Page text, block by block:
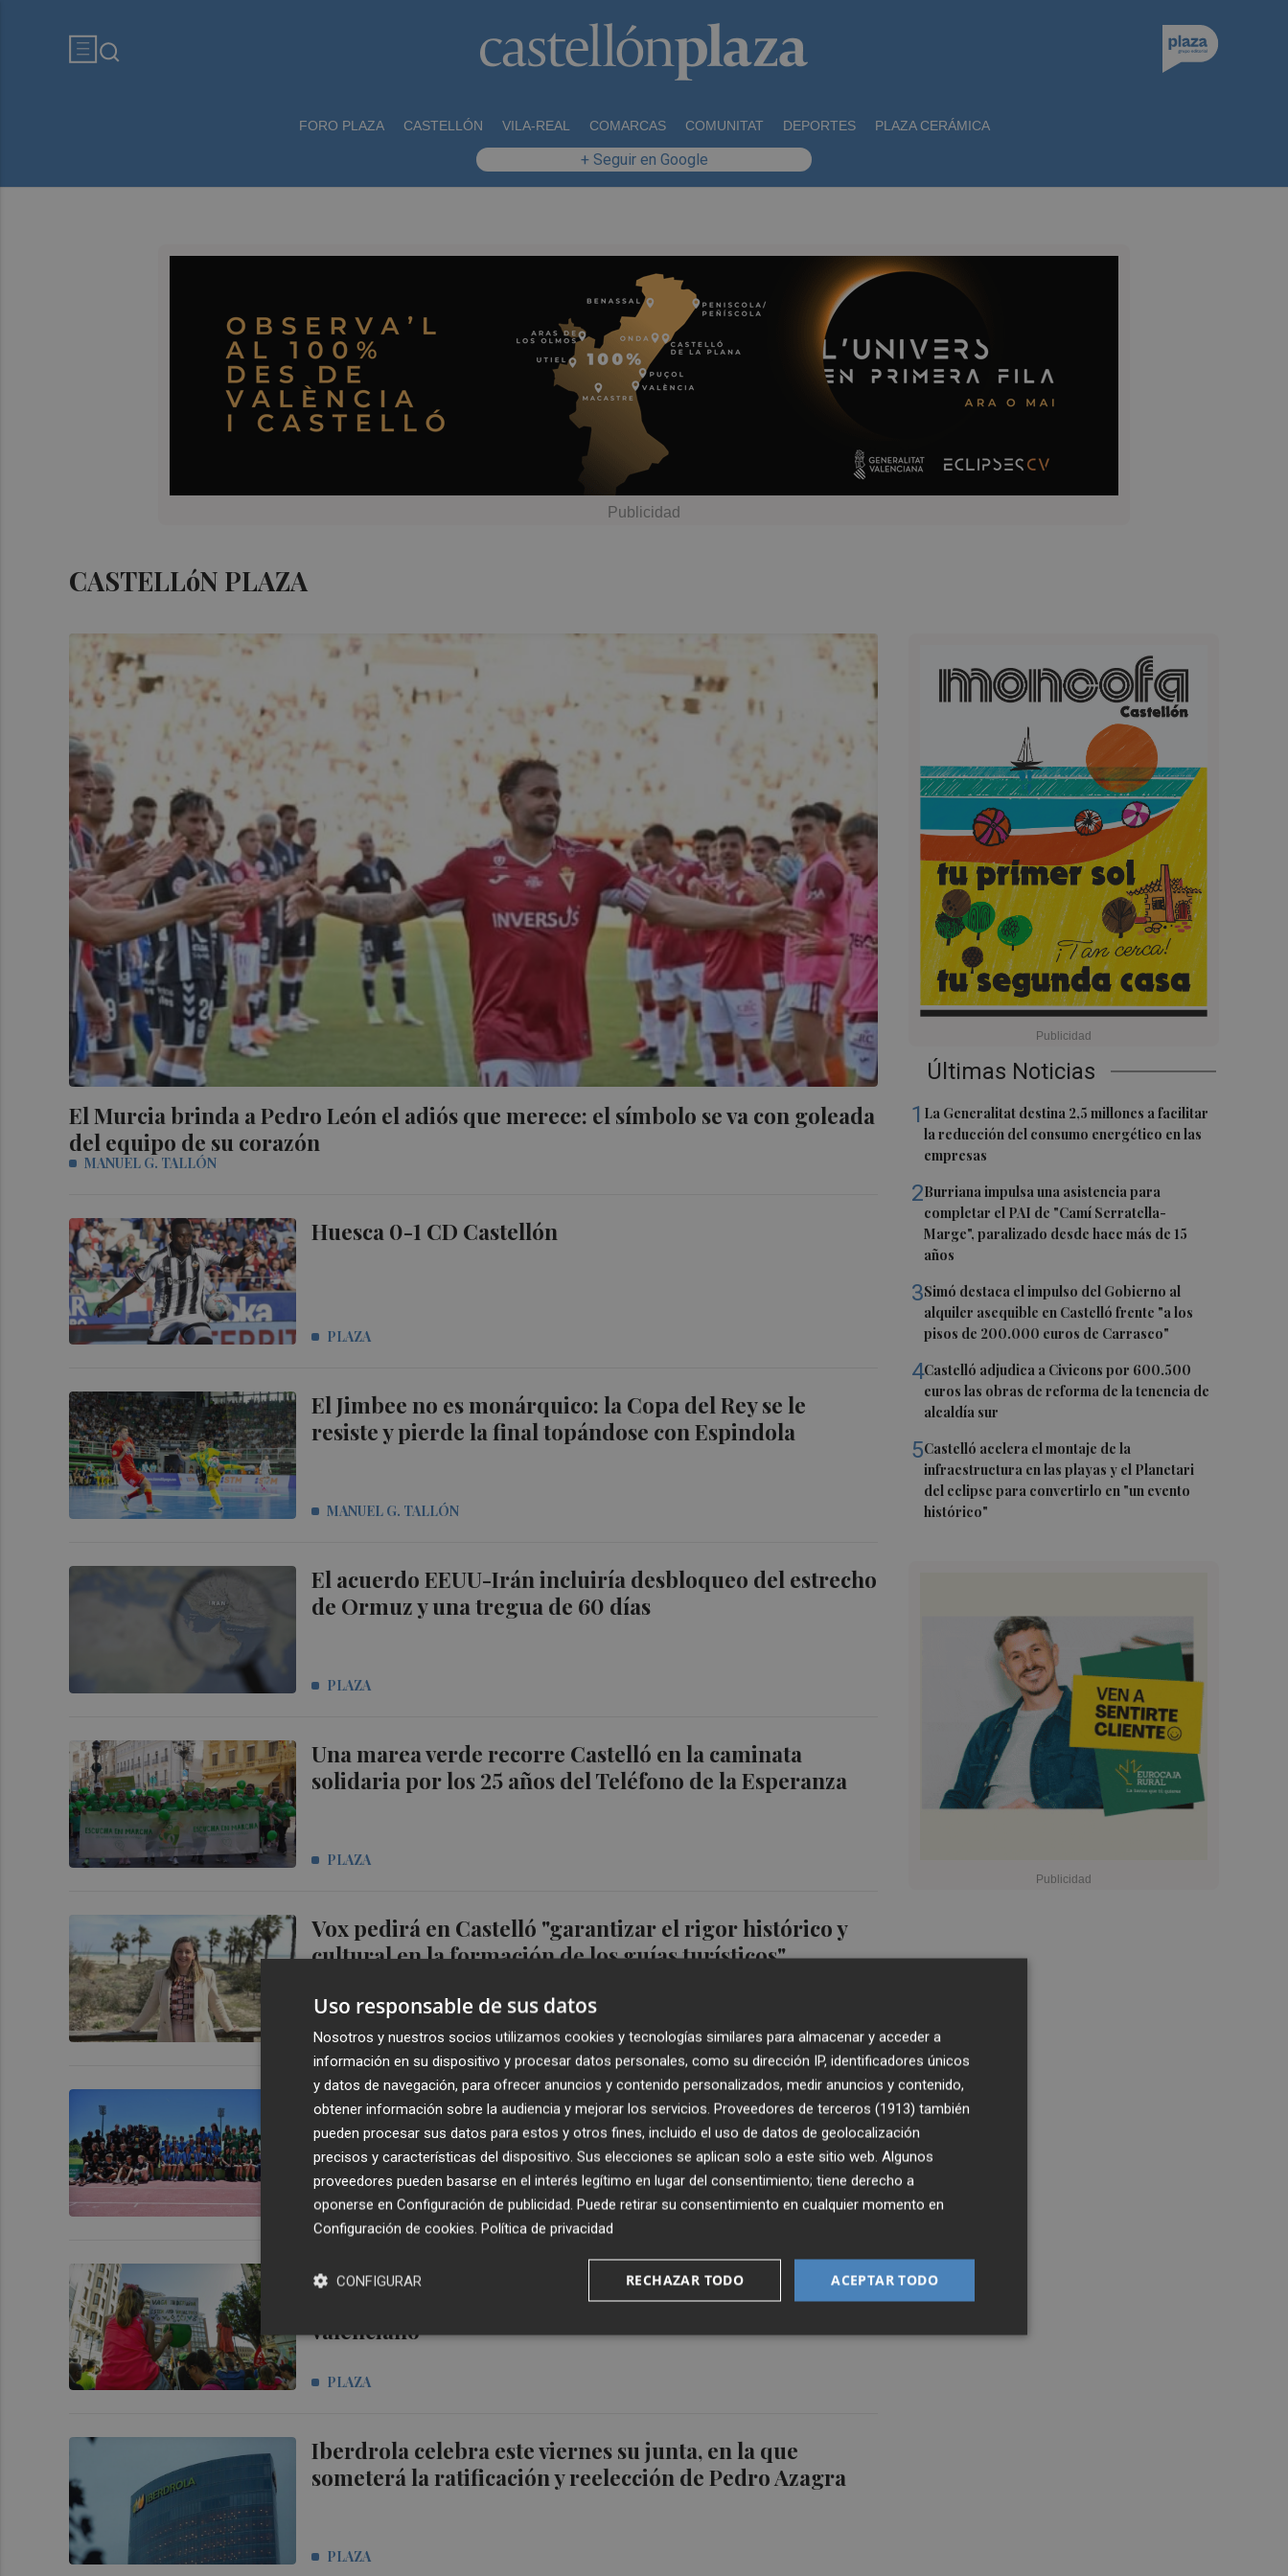
FORO PLAZA CASTELLÓN VILA-REAL COMARCAS COMUNITAT DEPORTES PLAZA CERÁMICA
+ Seguir en Google
CASTELLóN PLAZA
El Murcia brinda a Pedro León el adiós que merece: el símbolo se va con goleada
del equipo de su corazón
MANUEL G. TALLÓN
Huesca 0-1 CD Castellón
PLAZA
El Jimbee no es monárquico: la Copa del Rey se le
resiste y pierde la final topándose con Espindola
MANUEL G. TALLÓN
El acuerdo EEUU-Irán incluiría desbloqueo del estrecho
de Ormuz y una tregua de 60 días
PLAZA
Una marea verde recorre Castelló en la caminata
solidaria por los 25 años del Teléfono de la Esperanza
PLAZA
Vox pedirá en Castelló "garantizar el rigor histórico y
cultural en la formación de los guías turísticos"
PLAZA
El Sporting de Portugal y la Diputación de Valencia se
imponen en la Copa de Europa de clubes en Castelló
PLAZA
Docentes jubilados apoyan la huelga: "Estamos en un
momento crítico en el sistema educativo público
valenciano"
PLAZA
Iberdrola celebra este viernes su junta, en la que
someterá la ratificación y reelección de Pedro Azagra
PLAZA
Últimas Noticias
1 La Generalitat destina 2,5 millones a facilitar
la reducción del consumo energético en las
empresas
2Burriana impulsa una asistencia para
completar el PAI de "Camí Serratella-
Marge", paralizado desde hace más de 15
años
3Simó destaca el impulso del Gobierno al
alquiler asequible en Castelló frente "a los
pisos de 200.000 euros de Carrasco"
4Castelló adjudica a Civicons por 600.500
euros las obras de reforma de la tenencia de
alcaldía sur
5Castelló acelera el montaje de la
infraestructura en las playas y el Planetari
del eclipse para convertirlo en "un evento
histórico"
Uso responsable de sus datos
Nosotros y nuestros socios utilizamos cookies y tecnologías similares para almacenar y acceder a
información en su dispositivo y procesar datos personales, como su dirección IP, identificadores únicos
y datos de navegación, para ofrecer anuncios y contenido personalizados, medir anuncios y contenido,
obtener información sobre la audiencia y mejorar los servicios. Proveedores de terceros (1913) también
pueden procesar sus datos para estos y otros fines, incluido el uso de datos de geolocalización
precisos y características del dispositivo. Sus elecciones se aplican solo a este sitio web. Algunos
proveedores pueden basarse en el interés legítimo en lugar del consentimiento; tiene derecho a
oponerse en Configuración de publicidad. Puede retirar su consentimiento en cualquier momento en
Configuración de cookies. Política de privacidad
ACEPTAR TODO
RECHAZAR TODO
CONFIGURAR